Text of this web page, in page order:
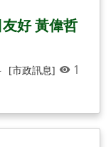
好 黃偉哲
[市政訊息] 1